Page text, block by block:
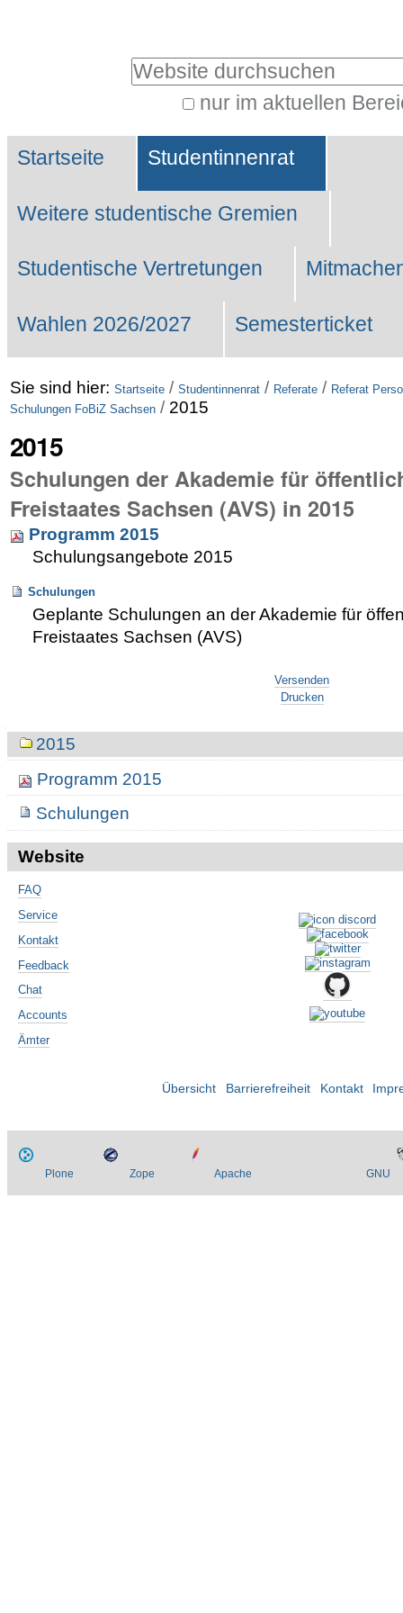
Website durchsuchen
nur im aktuellen
Suche…
Sektionen
Startseite Studentinnenrat
Weitere studentische Gremien
Studentische Vertretungen
Wahlen 2026/2027 Semesterticket
Sie sind hier: Startseite / Studentinnenrat / Referate / Referat
Schulungen FoBiZ Sachsen / 2015
2015
Schulungen der Akademie für
Freistaates Sachsen (AVS) in 2015
Programm 2015
Schulungsangebote 2015
Schulungen
Geplante Schulungen an der Akademie für
Freistaates Sachsen (AVS)
Versenden
Drucken
Navigation
2015
Programm 2015
Schulungen
Website
FAQ
Service
Kontakt
Feedback
Chat
Accounts
Ämter
Übersicht Barrierefreiheit Kontakt
Plone Zope Apache GNU